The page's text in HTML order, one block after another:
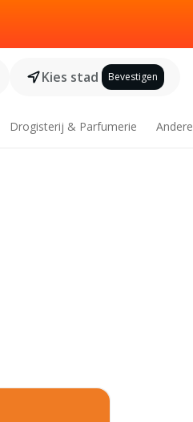
Kies stad Bevestigen
Drogisterij & Parfumerie Andere